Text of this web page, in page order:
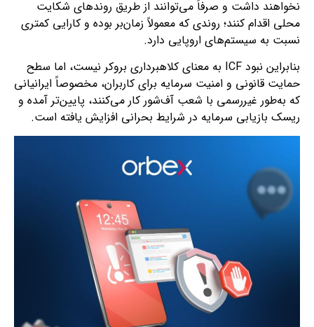
نخواهند داشت و صرفاً می‌توانند از طریق روندهای شکایت
محلی اقدام کنند؛ روندی که معمولاً زمان‌بر بوده و کارایی کمتری
نسبت به سیستم‌های اروپایی دارد.
بنابراین نبود ICF به معنای کلاهبرداری بروکر نیست، اما سطح
حمایت قانونی و امنیت سرمایه برای کاربران، مخصوصاً ایرانیانی
که به‌طور غیررسمی با شعب آف‌شور کار می‌کنند، پایین‌تر آمده و
ریسک بازیابی سرمایه در شرایط بحرانی افزایش یافته است.